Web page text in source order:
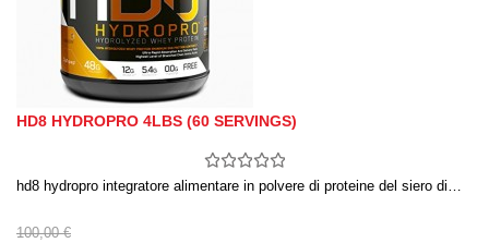
HD8 HYDROPRO 4LBS (60 SERVINGS)
hd8 hydropro integratore alimentare in polvere di proteine del siero di…
100,00 €